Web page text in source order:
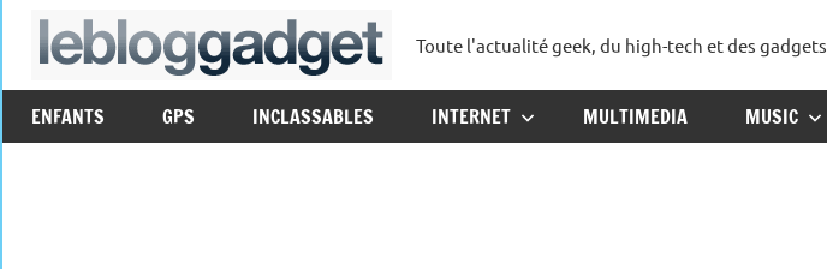
Aller
lebloggadget
Toute l'actualité geek, du high-tech et des gadgets
ENFANTS GPS INCLASSABLES INTERNET MULTIMEDIA MUSIC